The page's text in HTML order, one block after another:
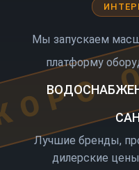
Мы запускаем
платформу
Лучшие бренды,
дилерские